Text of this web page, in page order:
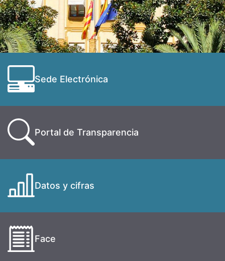
Sede Electrónica
Portal de Transparencia
Datos y cifras
Face